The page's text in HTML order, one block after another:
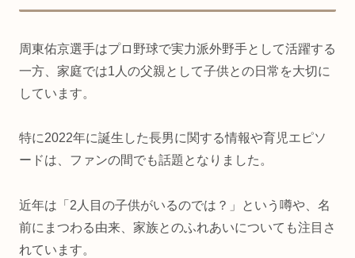
周東佑京選手はプロ野球で実力派外野手として活躍する
一方、家庭では1人の父親として子供との日常を大切に
しています。
特に2022年に誕生した長男に関する情報や育児エピソ
ードは、ファンの間でも話題となりました。
近年は「2人目の子供がいるのでは？」という噂や、名
前にまつわる由来、家族とのふれあいについても注目さ
れています。